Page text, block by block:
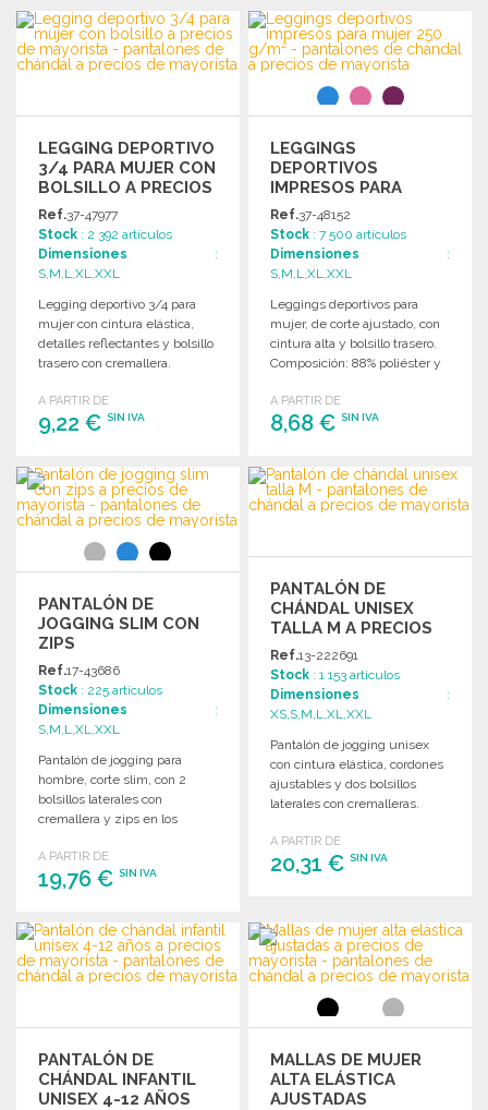
PEDIR
Solicitar un presupuesto
PEDIR
Solicitar un presupuesto
LEGGING DEPORTIVO
3/4 PARA MUJER CON
BOLSILLO A PRECIOS
DE MAYORISTA
Ref.37-47977
Stock : 2 392 artículos
Dimensiones :
S,M,L,XL,XXL
Legging deportivo 3/4 para
mujer con cintura elástica,
detalles reflectantes y bolsillo
trasero con cremallera.
12% elastano.
A PARTIR DE
9,22 € SIN IVA
PEDIR
Solicitar un presupuesto
LEGGINGS
DEPORTIVOS
IMPRESOS PARA
MUJER 250 G/M² A
PRECIOS DE
MAYORISTA
Ref.37-48152
Stock : 7 500 artículos
Dimensiones :
S,M,L,XL,XXL
Leggings deportivos para
mujer, de corte ajustado, con
cintura alta y bolsillo trasero.
Composición: 88% poliéster y
A PARTIR DE
8,68 €SIN IVA
PEDIR
Solicitar un presupuesto
PANTALÓN DE
JOGGING SLIM CON
ZIPS
Ref.17-43686
Stock : 225 artículos
Dimensiones :
S,M,L,XL,XXL
Pantalón de jogging para
hombre, corte slim, con 2
bolsillos laterales con
cremallera y zips en los
A PARTIR DE
19,76 € SIN IVA
PEDIR
Solicitar un presupuesto
PANTALÓN DE
CHÁNDAL UNISEX
TALLA M A PRECIOS
DE MAYORISTA
Ref.13-222691
Stock : 1 153 artículos
Dimensiones :
XS,S,M,L,XL,XXL
Pantalón de jogging unisex
con cintura elástica, cordones
ajustables y dos bolsillos
laterales con cremalleras.
A PARTIR DE
20,31 €SIN IVA
Solicitar un presupuesto
PANTALÓN DE
CHÁNDAL INFANTIL
UNISEX 4-12 AÑOS
MALLAS DE MUJER
ALTA ELÁSTICA
AJUSTADAS